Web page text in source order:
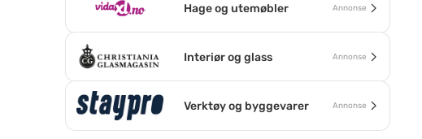
Hage og utemøbler Annonse
Interiør og glass Annonse
Verktøy og byggevarer Annonse